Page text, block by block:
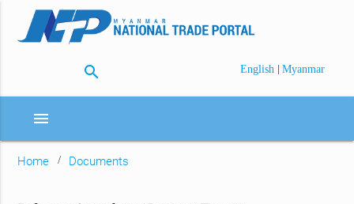
search English | Myanmar
menu
Home Documents